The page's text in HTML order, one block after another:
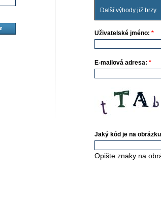
Další výhody již brzy.
Uživatelské jméno: *
E-mailová adresa: *
Jaký kód je na
Opište znaky na